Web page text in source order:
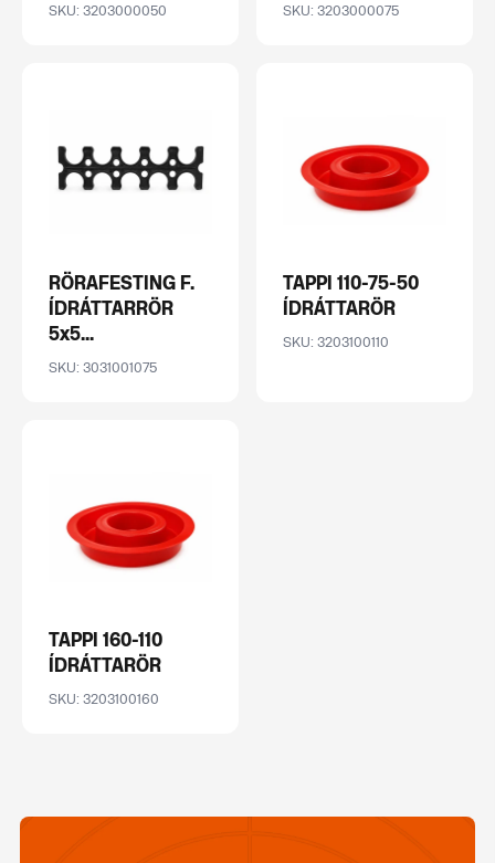
SKU: 3203000050 SKU: 3203000075
RÖRAFESTING F.
ÍDRÁTTARRÖR
5x5...
SKU: 3031001075
TAPPI 110-75-50
ÍDRÁTTARÖR
SKU: 3203100110
TAPPI 160-110
ÍDRÁTTARÖR
SKU: 3203100160